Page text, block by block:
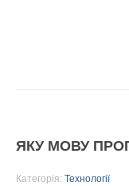
ЯКУ МОВУ
Категорія: Технології